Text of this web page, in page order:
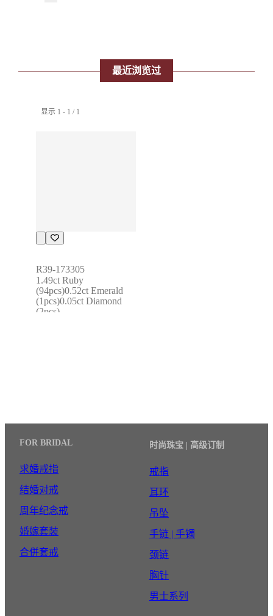
最近浏览过
显示 1 - 1 / 1
R39-173305
1.49ct Ruby
(94pcs)0.52ct Emerald
(1pcs)0.05ct Diamond
(2pcs)
FOR BRIDAL
求婚戒指
结婚对戒
周年纪念戒
婚嫁套装
合併套戒
时尚珠宝 | 高级订制
戒指
耳环
吊坠
手链 | 手镯
颈链
胸针
男士系列